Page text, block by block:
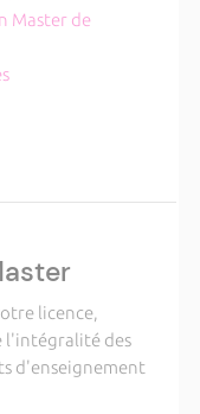
Master de
licence,
l'intégralité des
d'enseignement